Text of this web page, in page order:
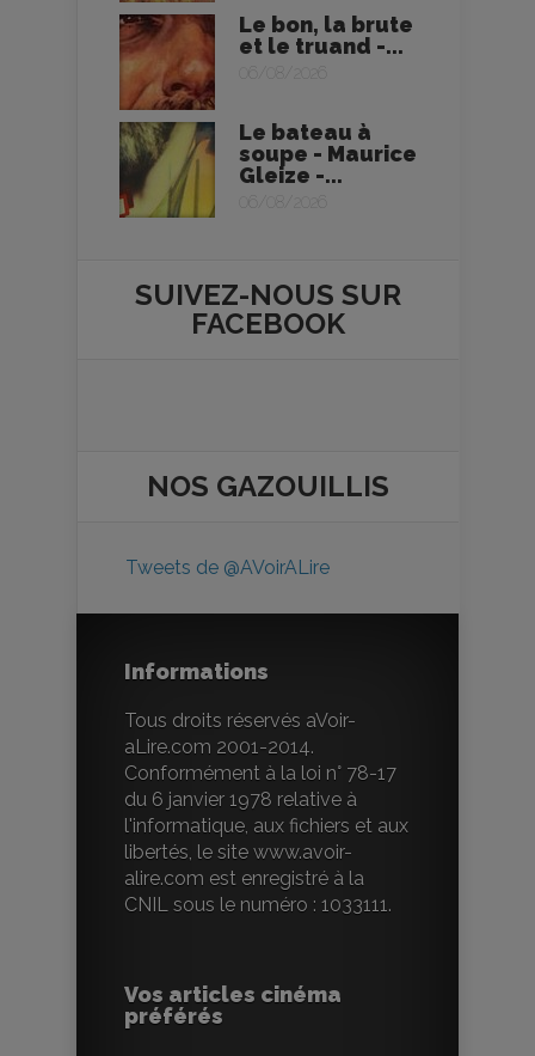
Le bon, la brute
et le truand -...
06/08/2026
Le bateau à
soupe - Maurice
Gleize -...
06/08/2026
SUIVEZ-NOUS SUR
FACEBOOK
NOS GAZOUILLIS
Tweets de @AVoirALire
Informations
Tous droits réservés aVoir-
aLire.com 2001-2014.
Conformément à la loi n° 78-17
du 6 janvier 1978 relative à
l'informatique, aux fichiers et aux
libertés, le site www.avoir-
alire.com est enregistré à la
CNIL sous le numéro : 1033111.
Vos articles cinéma
préférés